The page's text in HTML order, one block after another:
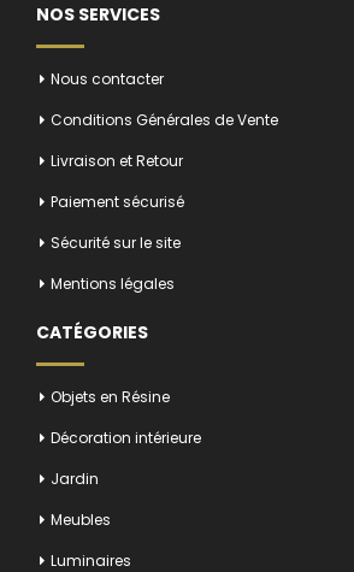
NOS SERVICES
Nous contacter
Conditions Générales de Vente
Livraison et Retour
Paiement sécurisé
Sécurité sur le site
Mentions légales
CATÉGORIES
Objets en Résine
Décoration intérieure
Jardin
Meubles
Luminaires